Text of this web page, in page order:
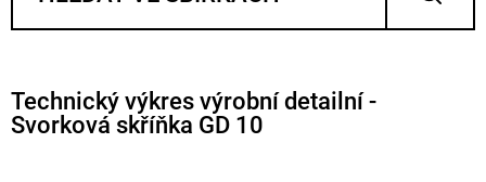
Technický výkres výrobní detailní -
Svorková skříňka GD 10